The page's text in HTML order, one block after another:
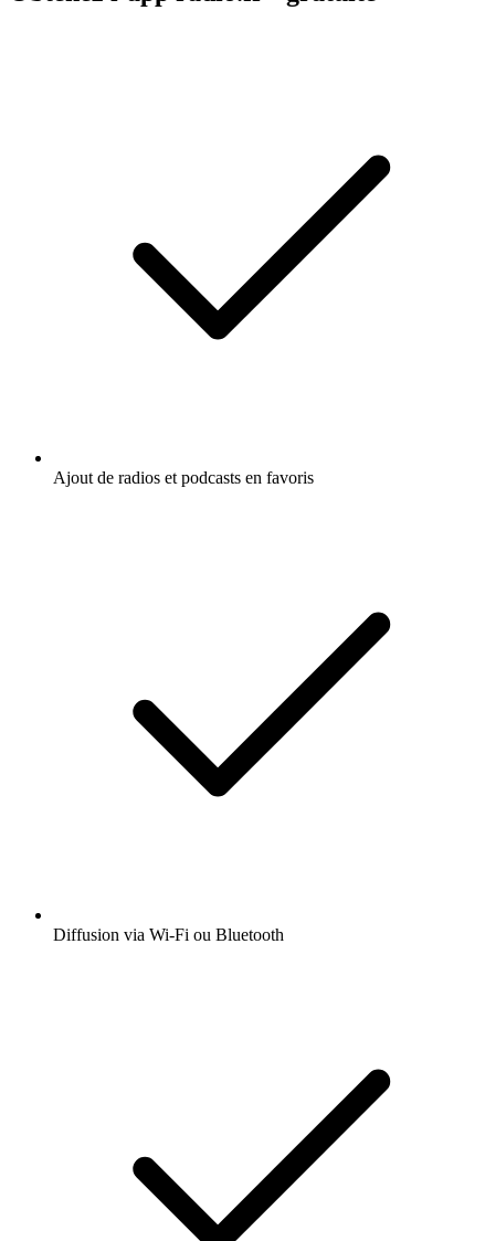
Ajout de radios et podcasts en favoris
Diffusion via Wi-Fi ou Bluetooth